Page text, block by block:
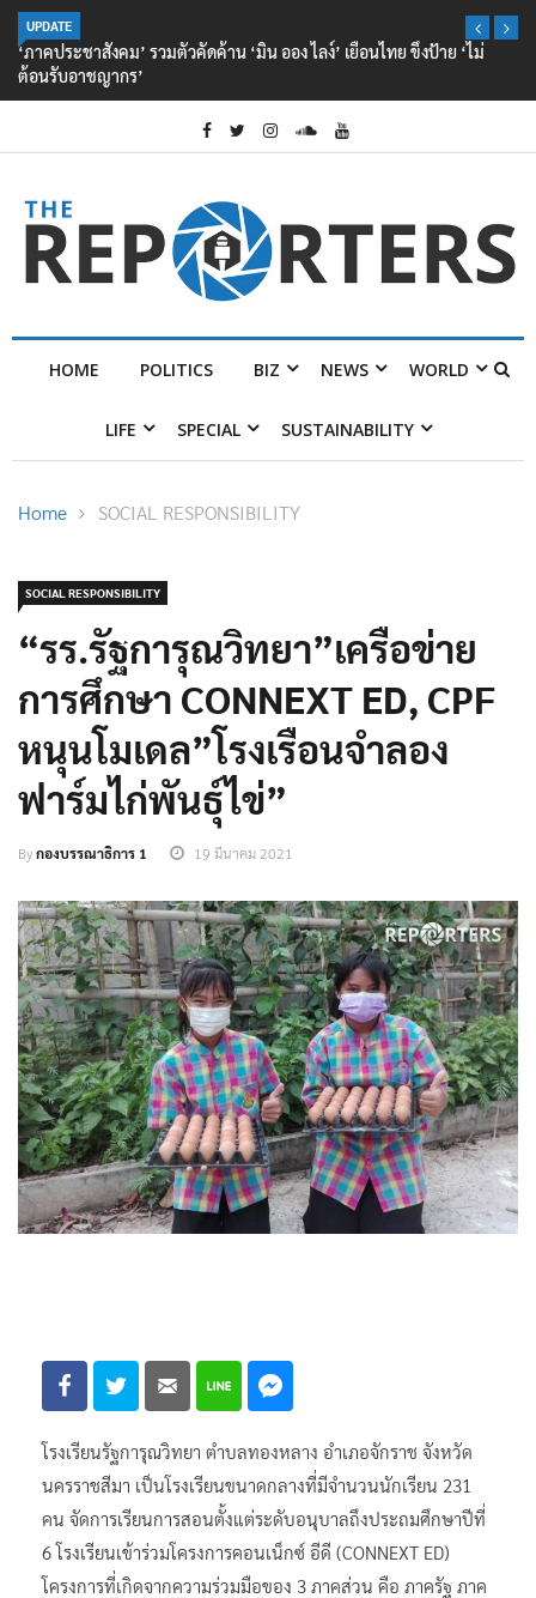
UPDATE
‘ภาคประชาสังคม’ รวมตัวคัดค้าน ‘มิน ออง ไลง์’ เยือนไทย ขึงป้าย ‘ไม่
ต้อนรับอาชญากร’
HOME POLITICS BIZ NEWS WORLD
LIFE SPECIAL SUSTAINABILITY
Home SOCIAL RESPONSIBILITY
SOCIAL RESPONSIBILITY
“รร.รัฐการุณวิทยา”เครือข่าย
การศึกษา CONNEXT ED, CPF
หนุนโมเดล”โรงเรือนจำลอง
ฟาร์มไก่พันธุ์ไข่”
Byกองบรรณาธิการ 1 19 มีนาคม 2021
โรงเรียนรัฐการุณวิทยา ตำบลทองหลาง อำเภอจักราช จังหวัด
นครราชสีมา เป็นโรงเรียนขนาดกลางที่มีจำนวนนักเรียน 231
คน จัดการเรียนการสอนตั้งแต่ระดับอนุบาลถึงประถมศึกษาปีที่
6 โรงเรียนเข้าร่วมโครงการคอนเน็กซ์ อีดี (CONNEXT ED)
โครงการที่เกิดจากความร่วมมือของ 3 ภาคส่วน คือ ภาครัฐ ภาค